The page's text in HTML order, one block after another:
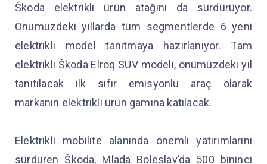
Škoda elektrikli ürün atağını da sürdürüyor.
Önümüzdeki yıllarda tüm segmentlerde 6 yeni
elektrikli model tanıtmaya hazırlanıyor. Tam
elektrikli Škoda Elroq SUV modeli, önümüzdeki yıl
tanıtılacak ilk sıfır emisyonlu araç olarak
markanın elektrikli ürün gamına katılacak.
Elektrikli mobilite alanında önemli yatırımlarını
sürdüren Škoda, Mlada Boleslav’da 500 bininci